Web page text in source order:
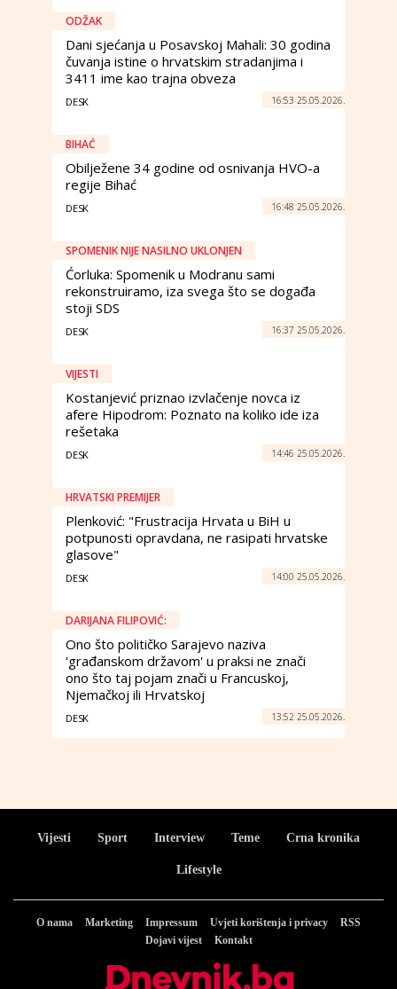
ODŽAK
Dani sjećanja u Posavskoj Mahali: 30 godina
čuvanja istine o hrvatskim stradanjima i
3411 ime kao trajna obveza
DESK 16:53 25.05.2026.
BIHAĆ
Obilježene 34 godine od osnivanja HVO-a
regije Bihać
DESK 16:48 25.05.2026.
SPOMENIK NIJE NASILNO UKLONJEN
Ćorluka: Spomenik u Modranu sami
rekonstruiramo, iza svega što se događa
stoji SDS
DESK 16:37 25.05.2026.
VIJESTI
Kostanjević priznao izvlačenje novca iz
afere Hipodrom: Poznato na koliko ide iza
rešetaka
DESK 14:46 25.05.2026.
HRVATSKI PREMIJER
Plenković: "Frustracija Hrvata u BiH u
potpunosti opravdana, ne rasipati hrvatske
glasove"
DESK 14:00 25.05.2026.
DARIJANA FILIPOVIĆ:
Ono što političko Sarajevo naziva
'građanskom državom' u praksi ne znači
ono što taj pojam znači u Francuskoj,
Njemačkoj ili Hrvatskoj
DESK 13:52 25.05.2026.
Vijesti Sport Interview Teme Crna kronika
Lifestyle
O nama Marketing Impressum Uvjeti korištenja i privacy
RSS
Dojavi vijest
Kontakt